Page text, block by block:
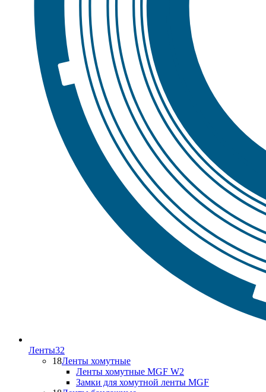
Ленты32
18Ленты хомутные
Ленты хомутные MGF W2
Замки для хомутной ленты MGF